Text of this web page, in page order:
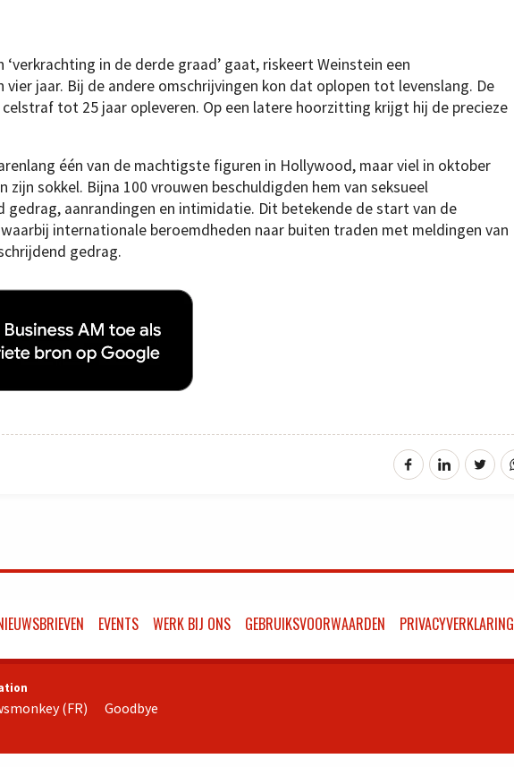
in de derde graad’ gaat, riskeert Weinstein een
vier jaar. Bij de andere omschrijvingen kon dat oplopen tot levenslang. De
celstraf tot 25 jaar opleveren. Op een latere hoorzitting krijgt hij de precieze
één van de machtigste figuren in Hollywood, maar viel in oktober
zijn sokkel. Bijna 100 vrouwen beschuldigden hem van seksueel
gedrag, aanrandingen en intimidatie. Dit betekende de start van de
internationale beroemdheden naar buiten traden met meldingen van
gedrag.
EVENTS WERK BIJ ONS GEBRUIKSVOORWAARDEN PRIVACYVERKLARING
(FR) Goodbye